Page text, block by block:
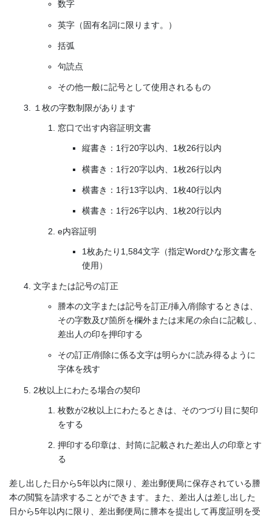
数字
英字（固有名詞に限ります。）
括弧
句読点
その他一般に記号として使用されるもの
１枚の字数制限があります
窓口で出す内容証明文書
縦書き：1行20字以内、1枚26行以内
横書き：1行20字以内、1枚26行以内
横書き：1行13字以内、1枚40行以内
横書き：1行26字以内、1枚20行以内
e内容証明
1枚あたり1,584文字（指定Wordひな形文書を
使用）
文字または記号の訂正
謄本の文字または記号を訂正/挿入/削除するときは、
その字数及び箇所を欄外または末尾の余白に記載し、
差出人の印を押印する
その訂正/削除に係る文字は明らかに読み得るように
字体を残す
2枚以上にわたる場合の契印
枚数が2枚以上にわたるときは、そのつづり目に契印
をする
押印する印章は、封筒に記載された差出人の印章とす
る
差し出した日から5年以内に限り、差出郵便局に保存されている謄
本の閲覧を請求することができます。また、差出人は差し出した
日から5年以内に限り、差出郵便局に謄本を提出して再度証明を受